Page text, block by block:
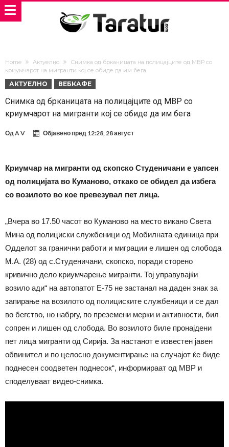
Home Актуелно
Снимка од брканицата на полицајците од МВР со
криумчарот на мигранти кој се обиде да им бега
АКТУЕЛНО ВЕБКАФЕ
Снимка од брканицата на полицајците од МВР со
криумчарот на мигранти кој се обиде да им бега
ОдA V Објавено пред 12:28, 28 август
Криумчар на мигранти од скопско Студеничани е уапсен
од полицијата во Куманово, откако се обидел да избега
со возилото во кое превезувал пет лица.
„Вчера во 17.50 часот во Куманово на место викано Света
Мина од полициски службеници од Mобилната единица при
Одделот за гранични работи и миграции е лишен од слобода
М.А. (28) од с.Студеничани, скопско, поради сторено
кривично дело криумчарење мигранти. Тој управувајќи
возило ади“ на автопатот Е-75 не застанал на даден знак за
запирање на возилото од полициските службеници и се дал
во бегство, но набргу, по преземени мерки и активности, бил
сопрен и лишен од слобода. Во возилото биле пронајдени
пет лица мигранти од Сирија. За настанот е известен јавен
обвинител и по целосно документирање на случајот ќе биде
поднесен соодветен поднесок“, информираат од МВР и
споделуваат видео-снимка.